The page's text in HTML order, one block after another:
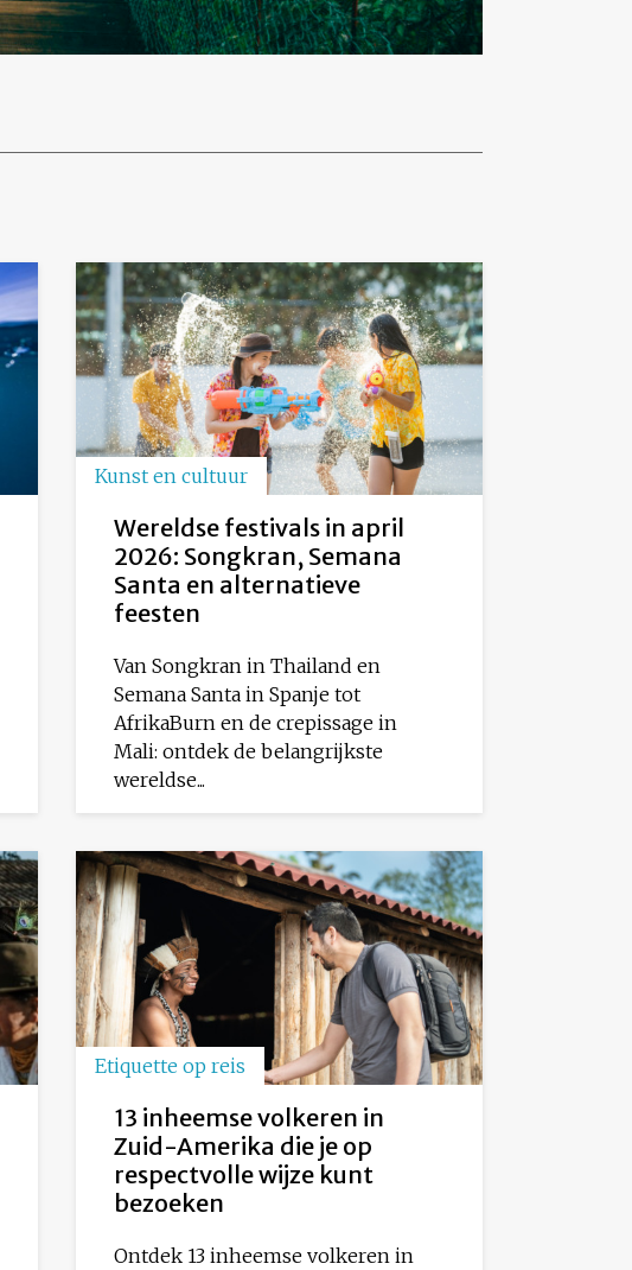
Kunst en cultuur
Wereldse festivals in april
2026: Songkran, Semana
Santa en alternatieve
feesten
Van Songkran in Thailand en
Semana Santa in Spanje tot
AfrikaBurn en de crepissage in
Mali: ontdek de belangrijkste
wereldse...
Etiquette op reis
13 inheemse volkeren in
Zuid-Amerika die je op
respectvolle wijze kunt
bezoeken
Ontdek 13 inheemse volkeren in